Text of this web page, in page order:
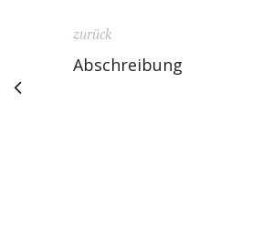
zurück
Abschreibung